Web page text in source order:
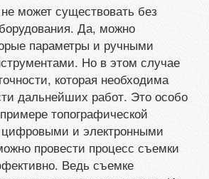
может существовать без
Да, можно
параметры и ручными
Но в этом случае
которая необходима
дальнейших работ. Это особо
топографической
и электронными
провести процесс съемки
Ведь съемке